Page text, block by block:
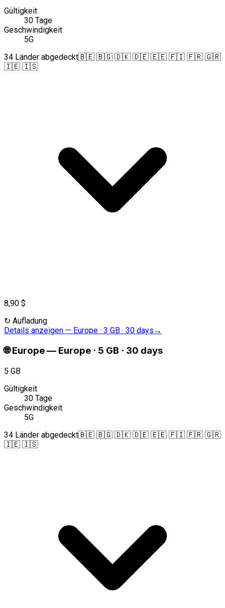
Gültigkeit
30 Tage
Geschwindigkeit
5G
34 Länder abgedeckt🇧🇪 🇧🇬 🇩🇰 🇩🇪 🇪🇪 🇫🇮 🇫🇷 🇬🇷
🇮🇪 🇮🇸
8,90 $
↻ Aufladung
Details anzeigen — Europe · 3 GB · 30 days →
🌐 Europe— Europe · 5 GB · 30 days
5 GB
Gültigkeit
30 Tage
Geschwindigkeit
5G
34 Länder abgedeckt🇧🇪 🇧🇬 🇩🇰 🇩🇪 🇪🇪 🇫🇮 🇫🇷 🇬🇷
🇮🇪 🇮🇸